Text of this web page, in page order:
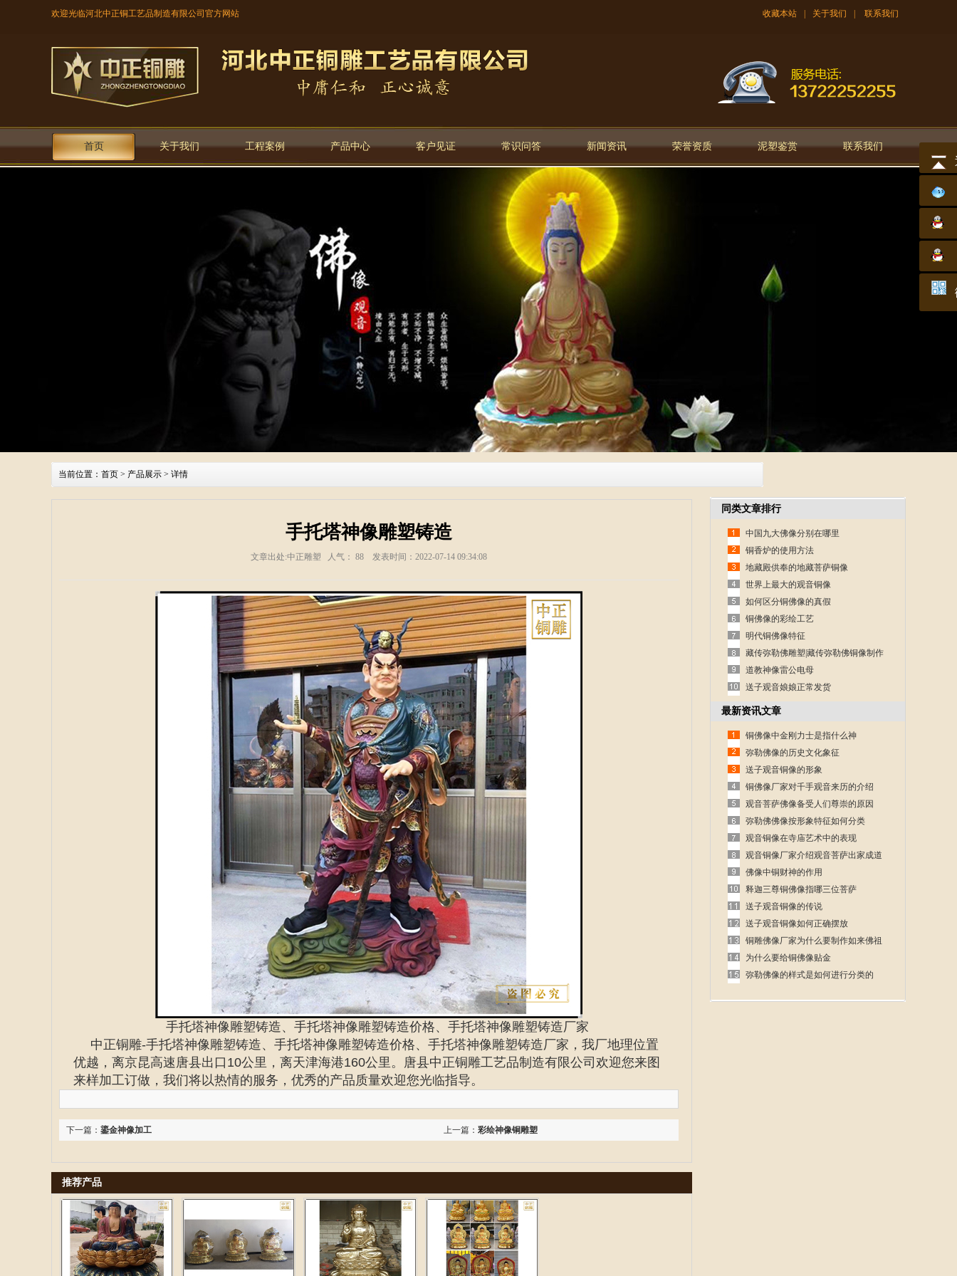
欢迎光临河北中正铜工艺品制造有限公司官方网站 收藏本站 关于我们 联系我们
首页 关于我们 工程案例 产品中心 客户见证 常识问答 新闻资讯 荣誉资质 泥塑鉴赏 联系我们
当前位置： 首页 > 产品展示 > 详情
手托塔神像雕塑铸造
文章出处:中正雕塑 人气： 88 发表时间：2022-07-14 09:34:08
手托塔神像雕塑铸造、手托塔神像雕塑铸造价格、手托塔神像雕塑铸造厂家
中正铜雕-手托塔神像雕塑铸造、 手托塔神像雕塑铸造价格、 手托塔神像雕塑铸造厂家 ，我厂地理位置
优越，离京昆高速唐县出口10公里，离天津海港160公里。唐县中正铜雕工艺品制造有限公司欢迎您来图
来样加工订做，我们将以热情的服务，优秀的产品质量欢迎您光临指导。
上一篇： 彩绘神像铜雕塑
下一篇： 鎏金神像加工
推荐产品
同类文章排行
中国九大佛像分别在哪里
铜香炉的使用方法
地藏殿供奉的地藏菩萨铜像
世界上最大的观音铜像
如何区分铜佛像的真假
铜佛像的彩绘工艺
明代铜佛像特征
藏传弥勒佛雕塑|藏传弥勒佛铜像制作
道教神像雷公电母
送子观音娘娘正常发货
最新资讯文章
铜佛像中金刚力士是指什么神
弥勒佛像的历史文化象征
送子观音铜像的形象
铜佛像厂家对千手观音来历的介绍
观音菩萨佛像备受人们尊崇的原因
弥勒佛佛像按形象特征如何分类
观音铜像在寺庙艺术中的表现
观音铜像厂家介绍观音菩萨出家成道
的故事
佛像中铜财神的作用
释迦三尊铜佛像指哪三位菩萨
送子观音铜像的传说
送子观音铜像如何正确摆放
铜雕佛像厂家为什么要制作如来佛祖
呢
为什么要给铜佛像贴金
弥勒佛像的样式是如何进行分类的